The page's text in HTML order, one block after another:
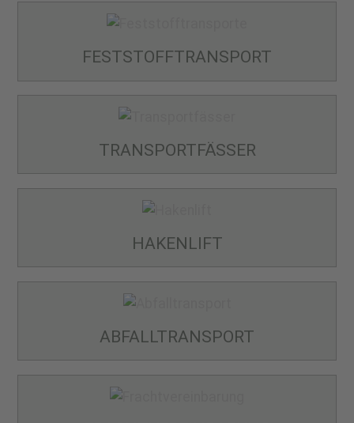
FESTSTOFF­TRANSPORT
TRANSPORT­FÄSSER
HAKENLIFT
ABFALL­TRANSPORT